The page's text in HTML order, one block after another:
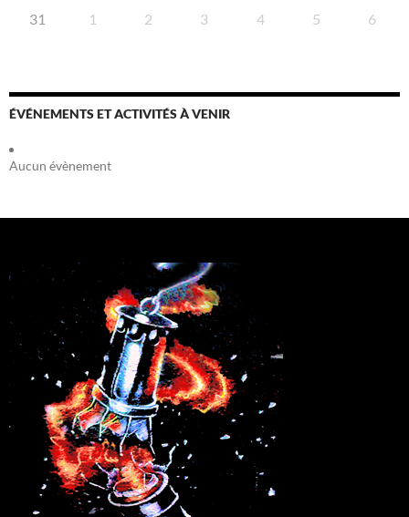
31 1 2 3 4 5 6
ÉVÉNEMENTS ET ACTIVITÉS À VENIR
Aucun évènement